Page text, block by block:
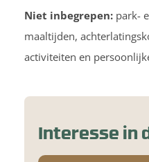
Niet inbegrepen: park-
maaltijden,
activiteiten en
Interesse in